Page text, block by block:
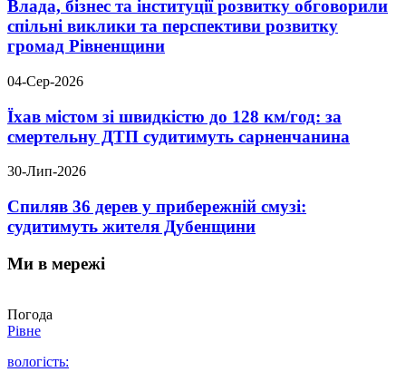
Влада, бізнес та інституції розвитку обговорили
спільні виклики та перспективи розвитку
громад Рівненщини
04-Сер-2026
Їхав містом зі швидкістю до 128 км/год: за
смертельну ДТП судитимуть сарненчанина
30-Лип-2026
Спиляв 36 дерев у прибережній смузі:
судитимуть жителя Дубенщини
Ми в мережі
Погода
Рівне
вологість: